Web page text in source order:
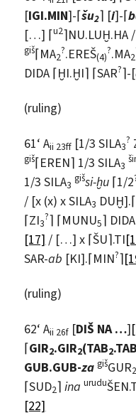
[IGI.MIN]-⌈šu2⌉ [i]-⌈
[…] ⌈u2
giš⌈MA2
?.EREŠ(4)
?.MA2
DIDA ⌈ḪI.ḪI⌉ ⌈SAR?⌉-[
(ruling)
61‘ Aii 23ff [1/3 SILA3
?
giš⌈EREN⌉ 1/3 SILA3
1/3 SILA3
gišsi-ḫu ⌈1/2
/ [x (x) x SILA3
⌈ZI3
?⌉ ⌈MUNU5⌉
[17] / […] x ⌈ŠU⌉.TI
SAR-ab [KI].⌈MIN?⌉
(ruling)
62‘ Aii 26f [DIŠ NA …]
⌈GIR2.GIR2(TAB2.TAB
GUB.GUB-za gišGUR2
⌈SUD2⌉ina urudu
[22]